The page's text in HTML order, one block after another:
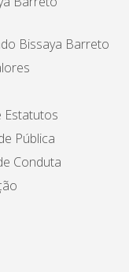
Bissaya Barreto
Estatutos
Pública
Conduta